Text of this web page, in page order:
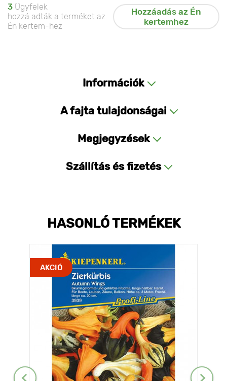
3 Ügyfelek
hozzá adták a terméket az
Én kertem-hez
Hozzáadás az Én
kertemhez
Információk
A fajta tulajdonságai
Megjegyzések
Szállítás és fizetés
HASONLÓ TERMÉKEK
AKCIÓ